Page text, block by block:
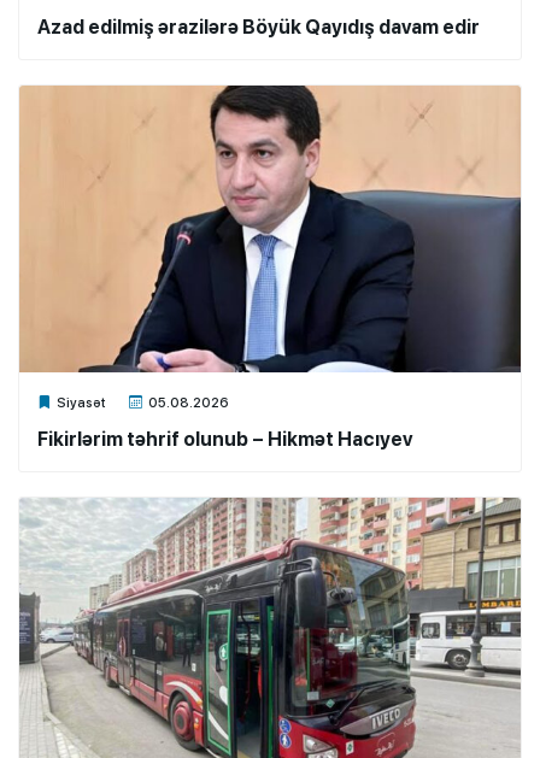
Azad edilmiş ərazilərə Böyük Qayıdış davam edir
Siyasət 05.08.2026
Xalq.Online
Fikirlərim təhrif olunub – Hikmət Hacıyev